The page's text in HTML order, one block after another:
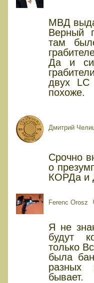
МВД
Верный
там
Да и
двух
похоже.
Дмитрий
Срочно
о
КОРДа и
Ferenc Orosz
Я не
будут
только
была
разных
бывает.